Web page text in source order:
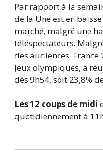
Par rapport à la
de la Une est en
marché, malgré une
téléspectateurs.
des audiences. France
Jeux olympiques, a
dès 9h54, soit 23,8%
Les 12 coups de midi
quotidiennement à